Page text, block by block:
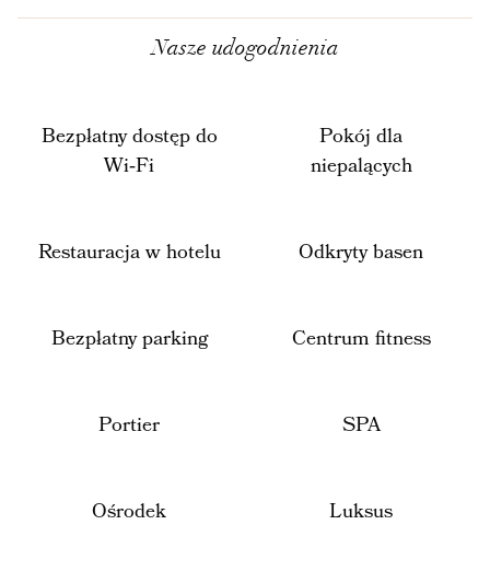
Nasze udogodnienia
Bezpłatny dostęp do
Wi‑Fi
Pokój dla
niepalących
Restauracja w hotelu Odkryty basen
Bezpłatny parking Centrum fitness
Portier SPA
Ośrodek Luksus